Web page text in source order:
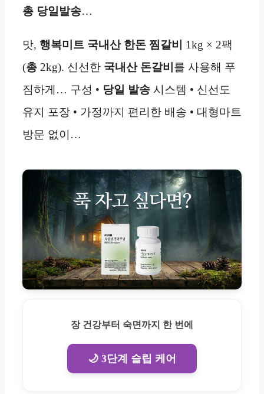
총 당일발송…
맛, 행복미트 국내산 한돈 찜갈비
1kg × 2팩
(총 2kg). 신선한 국내산 돈갈비 를 사용해 푸
짐하게… 구성 • 당일 발송 시스템 • 신선도
유지 포장 • 가정까지 편리한 배송 • 대형마트
방문 없이…
장 건강부터 숙면까지 한 번에
🌙 3단계 슬립 케어